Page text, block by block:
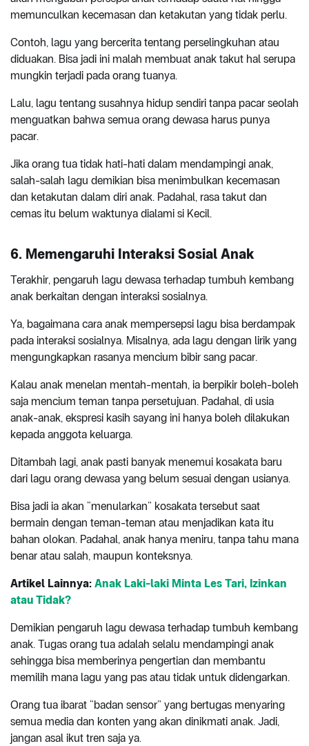
memunculkan kecemasan dan ketakutan yang tidak perlu.
Contoh, lagu yang bercerita tentang perselingkuhan atau
diduakan. Bisa jadi ini malah membuat anak takut hal serupa
mungkin terjadi pada orang tuanya.
Lalu, lagu tentang susahnya hidup sendiri tanpa pacar seolah
menguatkan bahwa semua orang dewasa harus punya
pacar.
Jika orang tua tidak hati-hati dalam mendampingi anak,
salah-salah lagu demikian bisa menimbulkan kecemasan
dan ketakutan dalam diri anak. Padahal, rasa takut dan
cemas itu belum waktunya dialami si Kecil.
6. Memengaruhi Interaksi Sosial Anak
Terakhir, pengaruh lagu dewasa terhadap tumbuh kembang
anak berkaitan dengan interaksi sosialnya.
Ya, bagaimana cara anak mempersepsi lagu bisa berdampak
pada interaksi sosialnya. Misalnya, ada lagu dengan lirik yang
mengungkapkan rasanya mencium bibir sang pacar.
Kalau anak menelan mentah-mentah, ia berpikir boleh-boleh
saja mencium teman tanpa persetujuan. Padahal, di usia
anak-anak, ekspresi kasih sayang ini hanya boleh dilakukan
kepada anggota keluarga.
Ditambah lagi, anak pasti banyak menemui kosakata baru
dari lagu orang dewasa yang belum sesuai dengan usianya.
Bisa jadi ia akan “menularkan” kosakata tersebut saat
bermain dengan teman-teman atau menjadikan kata itu
bahan olokan. Padahal, anak hanya meniru, tanpa tahu mana
benar atau salah, maupun konteksnya.
Artikel Lainnya: Anak Laki-laki Minta Les Tari, Izinkan
atau Tidak?
Demikian pengaruh lagu dewasa terhadap tumbuh kembang
anak. Tugas orang tua adalah selalu mendampingi anak
sehingga bisa memberinya pengertian dan membantu
memilih mana lagu yang pas atau tidak untuk didengarkan.
Orang tua ibarat “badan sensor” yang bertugas menyaring
semua media dan konten yang akan dinikmati anak. Jadi,
jangan asal ikut tren saja ya.